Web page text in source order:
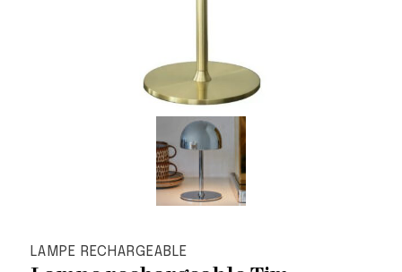
LAMPE RECHARGEABLE